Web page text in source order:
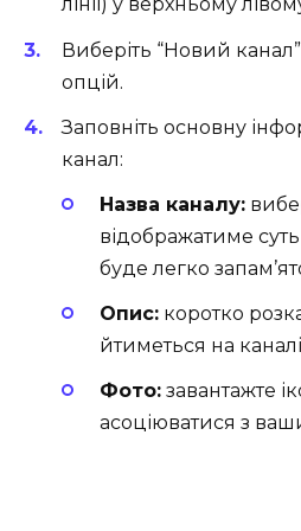
лінії) у верхньому
Виберіть “Новий
опцій.
Заповніть основну
канал:
Назва каналу:
відображатиме
буде легко
Опис: коротко
йтиметься на
Фото: завантажте
асоціюватися з